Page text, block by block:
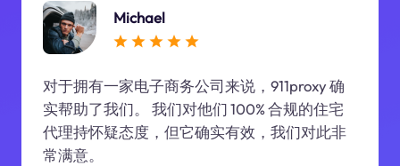
Michael
对于拥有一家电子商务公司来说，911proxy 确
实帮助了我们。 我们对他们 100% 合规的住宅
代理持怀疑态度，但它确实有效，我们对此非
常满意。